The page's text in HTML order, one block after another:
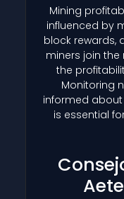
Mining
influenced by
block rewards,
miners join the
the
Monitoring
informed
is essential